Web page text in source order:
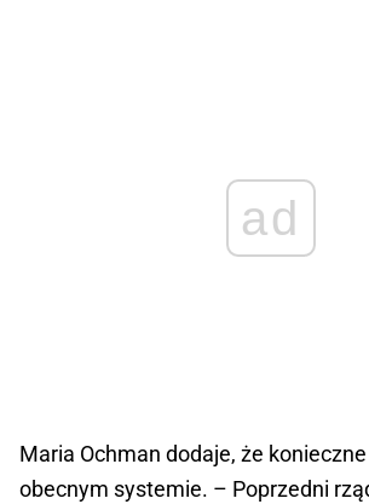
ad
Maria Ochman dodaje, że
obecnym systemie. – Poprzedni